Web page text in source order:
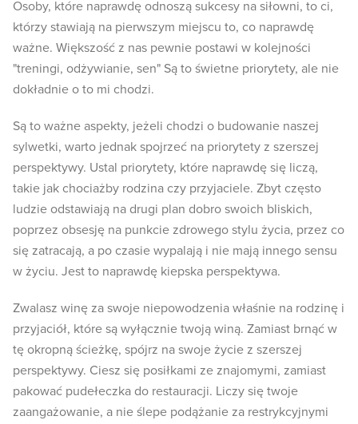
Osoby, które naprawdę odnoszą sukcesy na siłowni, to ci,
którzy stawiają na pierwszym miejscu to, co naprawdę
ważne. Większość z nas pewnie postawi w kolejności
"treningi, odżywianie, sen" Są to świetne priorytety, ale nie
dokładnie o to mi chodzi.
Są to ważne aspekty, jeżeli chodzi o budowanie naszej
sylwetki, warto jednak spojrzeć na priorytety z szerszej
perspektywy. Ustal priorytety, które naprawdę się liczą,
takie jak chociażby rodzina czy przyjaciele. Zbyt często
ludzie odstawiają na drugi plan dobro swoich bliskich,
poprzez obsesję na punkcie zdrowego stylu życia, przez co
się zatracają, a po czasie wypalają i nie mają innego sensu
w życiu. Jest to naprawdę kiepska perspektywa.
Zwalasz winę za swoje niepowodzenia właśnie na rodzinę i
przyjaciół, które są wyłącznie twoją winą. Zamiast brnąć w
tę okropną ścieżkę, spójrz na swoje życie z szerszej
perspektywy. Ciesz się posiłkami ze znajomymi, zamiast
pakować pudełeczka do restauracji. Liczy się twoje
zaangażowanie, a nie ślepe podążanie za restrykcyjnymi